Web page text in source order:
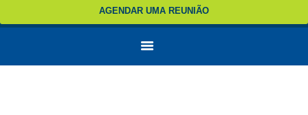
AGENDAR UMA REUNIÃO
CONTATO